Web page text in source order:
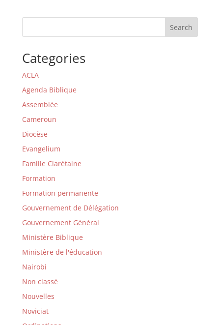
Search
Categories
ACLA
Agenda Biblique
Assemblée
Cameroun
Diocèse
Evangelium
Famille Clarétaine
Formation
Formation permanente
Gouvernement de Délégation
Gouvernement Général
Ministère Biblique
Ministère de l'éducation
Nairobi
Non classé
Nouvelles
Noviciat